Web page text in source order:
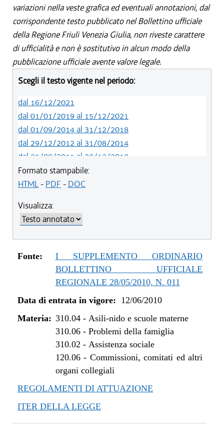
variazioni nella veste grafica ed eventuali annotazioni, dal
corrispondente testo pubblicato nel Bollettino ufficiale
della Regione Friuli Venezia Giulia, non riveste carattere
di ufficialità e non è sostitutivo in alcun modo della
pubblicazione ufficiale avente valore legale.
Scegli il testo vigente nel periodo:
dal 16/12/2021
dal 01/01/2019 al 15/12/2021
dal 01/09/2014 al 31/12/2018
dal 29/12/2012 al 31/08/2014
dal 25/08/2011 al 28/12/2012
dal 28/10/2010 al 24/08/2011
dal 22/07/2010 al 27/10/2010
Formato stampabile:
HTML- PDF - DOC
Visualizza:
Fonte:
I SUPPLEMENTO ORDINARIO
BOLLETTINO UFFICIALE
REGIONALE 28/05/2010, N. 011
Data di entrata in vigore: 12/06/2010
Materia: 310.04- Asili-nido e scuole materne
310.06- Problemi della famiglia
310.02 - Assistenza sociale
120.06- Commissioni, comitati ed altri
organi collegiali
REGOLAMENTI DI ATTUAZIONE
ITER DELLA LEGGE